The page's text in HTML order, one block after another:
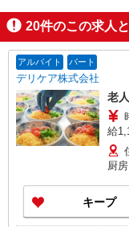
20件のこの求人
アルバイト パート
デリケア株式会社
老
給
厨
キープ